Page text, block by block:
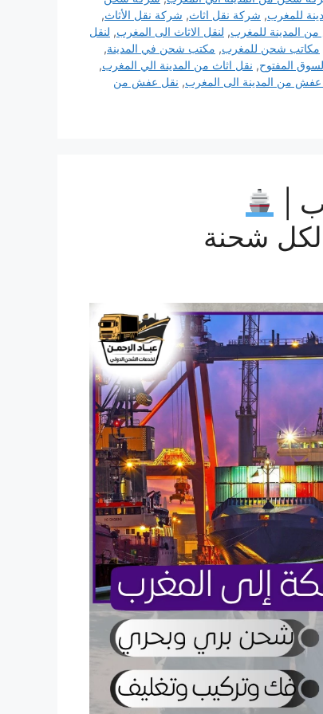
للمغرب, شركة نقل اثاث, شركة نقل الأثاث,
المدينة للمغرب, لنقل الاثاث الى المغرب, لنقل
مكاتب شحن للمغرب, مكتب شحن في المدينة,
المفتوح, نقل اثاث من المدينة الي المغرب,
من المدينة الى المغرب, نقل عفش من
|